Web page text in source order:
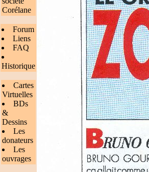
Corélane
Forum
Liens
FAQ
Historique
Cartes
Virtuelles
BDs
&
Dessins
Les
donateurs
Les
ouvrages